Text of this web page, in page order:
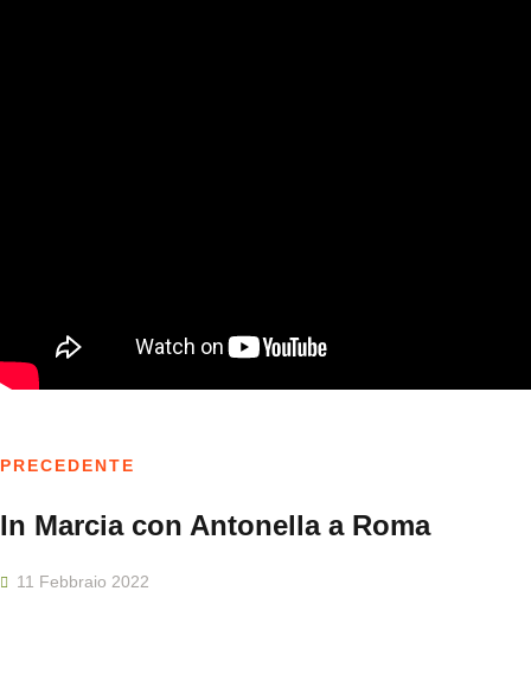
PRECEDENTE
In Marcia con Antonella a Roma
11 Febbraio 2022